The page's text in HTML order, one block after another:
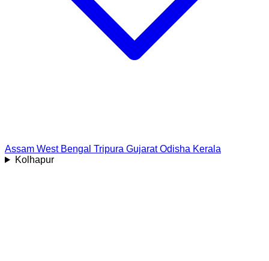
Assam West Bengal Tripura Gujarat Odisha Kerala
Kolhapur